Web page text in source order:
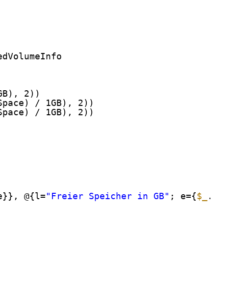
2))
/ 1GB), 2))
/ 1GB), 2))
@{l="Freier Speicher in GB" ; e={$_